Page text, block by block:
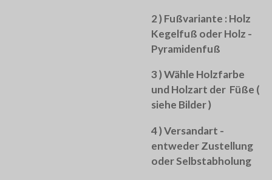
2 ) Fußvariante : Holz
Kegelfuß oder Holz -
Pyramidenfuß
3 ) Wähle Holzfarbe
und Holzart der Füße (
siehe Bilder )
4 ) Versandart -
entweder Zustellung
oder Selbstabholung